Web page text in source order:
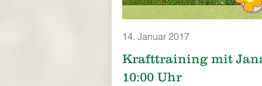
14. Januar 2017
Krafttraining mit
10:00 Uhr